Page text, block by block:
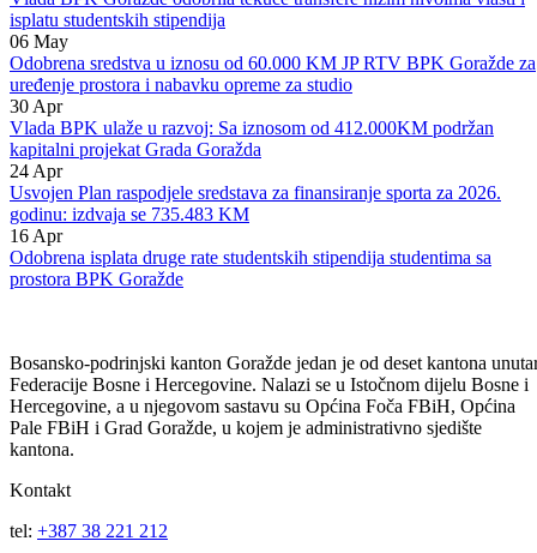
153.750 KM
14 May
Vlada BPK Goražde odobrila tekuće transfere nižim nivoima vlasti i
isplatu studentskih stipendija
06 May
Odobrena sredstva u iznosu od 60.000 KM JP RTV BPK Goražde za
uređenje prostora i nabavku opreme za studio
30 Apr
Vlada BPK ulaže u razvoj: Sa iznosom od 412.000KM podržan
kapitalni projekat Grada Goražda
24 Apr
Usvojen Plan raspodjele sredstava za finansiranje sporta za 2026.
godinu: izdvaja se 735.483 KM